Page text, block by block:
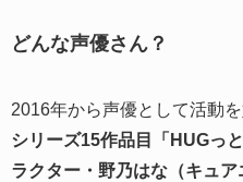
どんな声優さん？
2016年から声優として活動
シリーズ15作品目「HUGっ
ラクター・野乃はな（キュ